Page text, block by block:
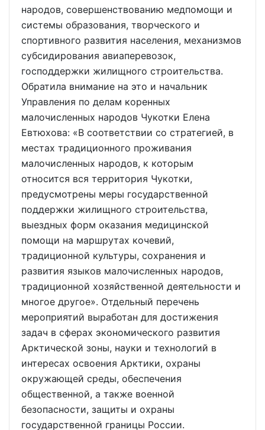
народов, совершенствованию медпомощи и
системы образования, творческого и
спортивного развития населения, механизмов
субсидирования авиаперевозок,
господдержки жилищного строительства.
Обратила внимание на это и начальник
Управления по делам коренных
малочисленных народов Чукотки Елена
Евтюхова: «В соответствии со стратегией, в
местах традиционного проживания
малочисленных народов, к которым
относится вся территория Чукотки,
предусмотрены меры государственной
поддержки жилищного строительства,
выездных форм оказания медицинской
помощи на маршрутах кочевий,
традиционной культуры, сохранения и
развития языков малочисленных народов,
традиционной хозяйственной деятельности и
многое другое». Отдельный перечень
мероприятий выработан для достижения
задач в сферах экономического развития
Арктической зоны, науки и технологий в
интересах освоения Арктики, охраны
окружающей среды, обеспечения
общественной, а также военной
безопасности, защиты и охраны
государственной границы России.